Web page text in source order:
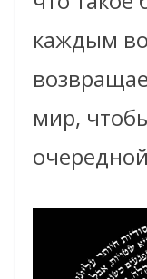
каждым
мир,